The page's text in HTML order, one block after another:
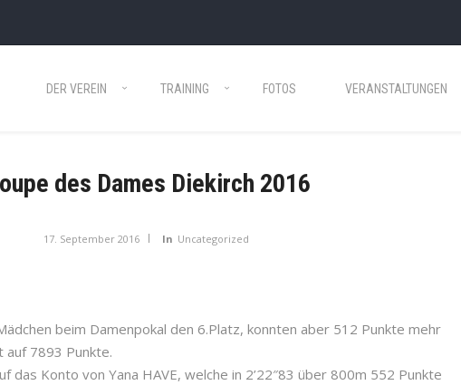
DER VEREIN TRAINING FOTOS VERANSTALTUNGEN
des Dames Diekirch 2016
17. September 2016 In Uncategorized
beim Damenpokal den 6.Platz, konnten aber 512 Punkte mehr
auf 7893 Punkte.
das Konto von Yana HAVE, welche in 2’22″83 über 800m 552 Punkte